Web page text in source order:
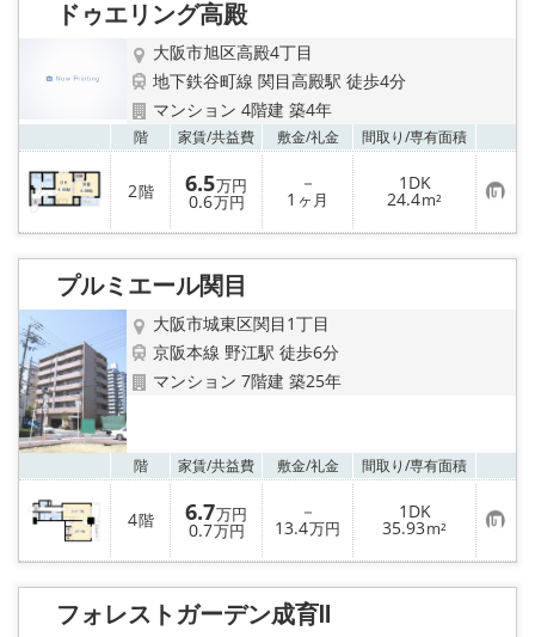
ドゥエリング高殿
大阪市旭区高殿4丁目
地下鉄谷町線 関目高殿駅 徒歩4分
マンション 4階建 築4年
階 家賃/共益費 敷金/礼金 間取り/専有面積
2階 6.5万円
0.6万円
－
1 ヶ月
1DK
24.4m² お
気
に
り
プルミエール関目
大阪市城東区関目1丁目
京阪本線 野江駅 徒歩6分
マンション 7階建 築25年
階 家賃/共益費 敷金/礼金 間取り/専有面積
4階 6.7万円
0.7万円
－
13.4万円
1DK
35.93m² お
気
に
り
フォレストガーデン成育Ⅱ